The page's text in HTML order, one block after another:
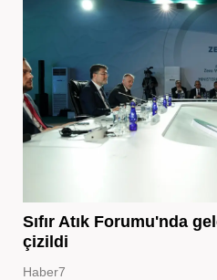
Sıfır Atık Forumu'nda
çizildi
Haber7